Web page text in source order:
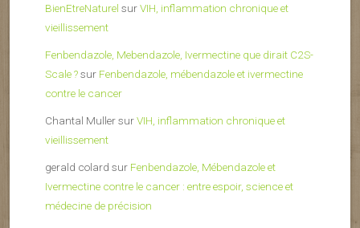
BienEtreNaturel surVIH, inflammation chronique et
vieillissement
Fenbendazole, Mebendazole, Ivermectine que dirait C2S-
Scale ?sur Fenbendazole, mébendazole et ivermectine
contre le cancer
Chantal MullersurVIH, inflammation chronique et
vieillissement
gerald colard sur Fenbendazole, Mébendazole et
Ivermectine contre le cancer : entre espoir, science et
médecine de précision